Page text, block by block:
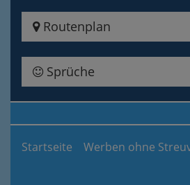
Routenplan
Sprüche
Startseite Werben ohne